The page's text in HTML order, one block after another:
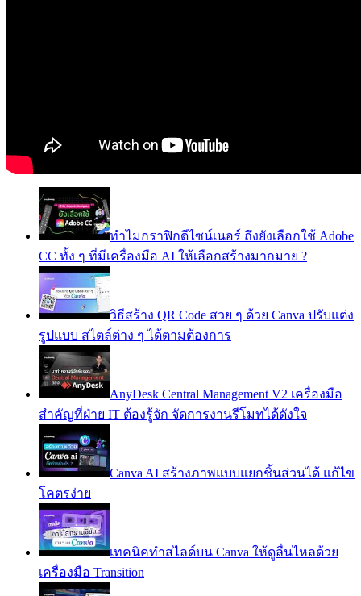
ทำไมกราฟิกดีไซน์เนอร์ ถึงยังเลือกใช้ Adobe
CC ทั้ง ๆ ที่มีเครื่องมือ AI ให้เลือกสร้างมากมาย ?
วิธีสร้าง QR Code สวย ๆ ด้วย Canva ปรับแต่ง
รูปแบบ สไตล์ต่าง ๆ ได้ตามต้องการ
AnyDesk Central Management V2 เครื่องมือ
สำคัญที่ฝ่าย IT ต้องรู้จัก จัดการงานรีโมทได้ดังใจ
Canva AI สร้างภาพแบบแยกชิ้นส่วนได้ แก้ไข
โคตรง่าย
เทคนิคทำสไลด์บน Canva ให้ดูลื่นไหลด้วย
เครื่องมือ Transition